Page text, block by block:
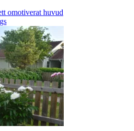
omotiverat huvud